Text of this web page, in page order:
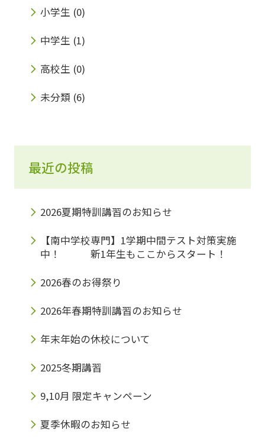
小学生 (0)
中学生 (1)
高校生 (0)
未分類 (6)
最近の投稿
2026夏期特訓講習のお知らせ
【南中学校専門】1学期中間テスト対策実施
中！ 新1年生もここからスタート！
2026春のお得祭り
2026年春期特訓講習のお知らせ
年末年始の休校について
2025冬期講習
9,10月 限定キャンペーン
夏季休暇のお知らせ